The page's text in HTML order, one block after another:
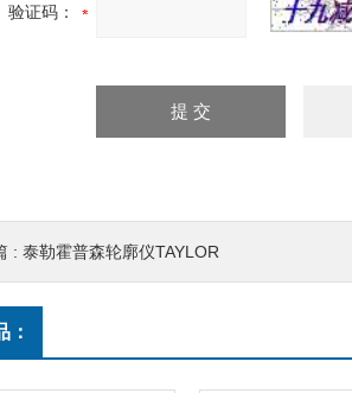
验证码：
: 泰勒霍普森轮廓仪TAYLOR
：